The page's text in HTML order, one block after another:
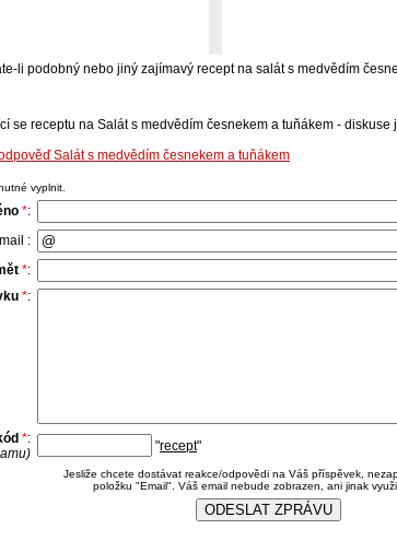
li podobný nebo jiný zajímavý recept na salát s medvědím
se receptu na Salát s medvědím česnekem a tuňákem -
Salát s medvědím česnekem a tuňákem
vyplnit.
*:
:
*:
*:
*:
"recept"
Jesliže chcete dostávat reakce/odpovědi na Váš příspěvek,
položku "Email". Váš email nebude zobrazen, ani jinak